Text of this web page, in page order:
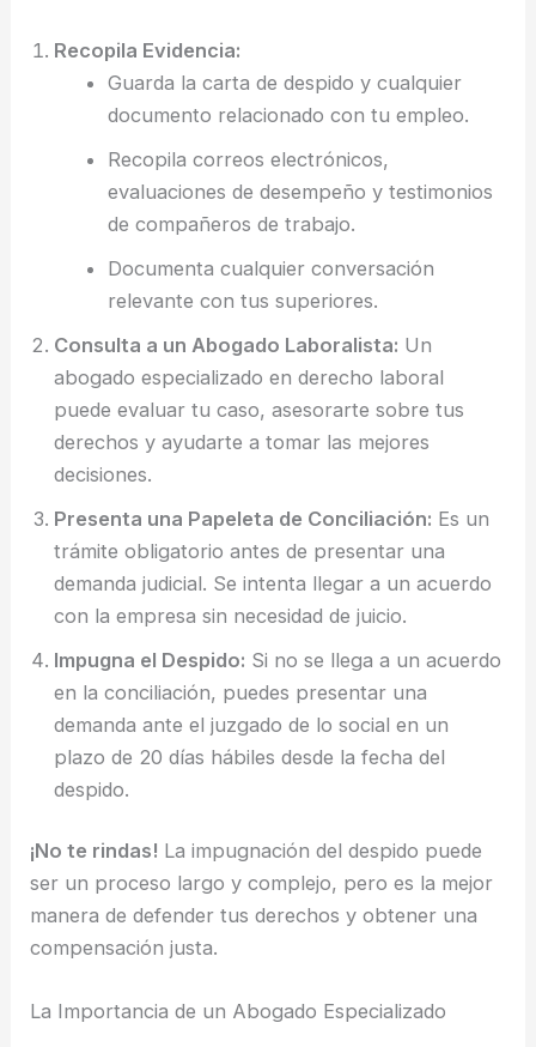
Recopila Evidencia:
Guarda la carta de despido y cualquier
documento relacionado con tu empleo.
Recopila correos electrónicos,
evaluaciones de desempeño y testimonios
de compañeros de trabajo.
Documenta cualquier conversación
relevante con tus superiores.
Consulta a un Abogado Laboralista: Un
abogado especializado en derecho laboral
puede evaluar tu caso, asesorarte sobre tus
derechos y ayudarte a tomar las mejores
decisiones.
Presenta una Papeleta de Conciliación: Es un
trámite obligatorio antes de presentar una
demanda judicial. Se intenta llegar a un acuerdo
con la empresa sin necesidad de juicio.
Impugna el Despido: Si no se llega a un acuerdo
en la conciliación, puedes presentar una
demanda ante el juzgado de lo social en un
plazo de 20 días hábiles desde la fecha del
despido.
¡No te rindas! La impugnación del despido puede
ser un proceso largo y complejo, pero es la mejor
manera de defender tus derechos y obtener una
compensación justa.
La Importancia de un Abogado Especializado